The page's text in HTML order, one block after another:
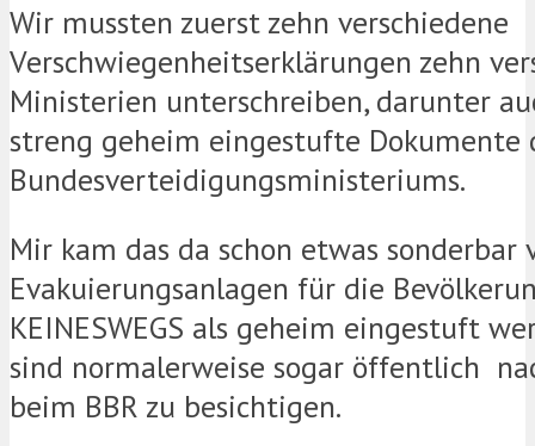
Wir mussten zuerst zehn verschiedene
Verschwiegenheitserklärungen zehn
Ministerien unterschreiben, darunter
streng geheim eingestufte Dokumente
Bundesverteidigungsministeriums.
Mir kam das da schon etwas sonderbar
Evakuierungsanlagen für die
KEINESWEGS als geheim eingestuft
sind normalerweise sogar öffentlich
beim BBR zu besichtigen.